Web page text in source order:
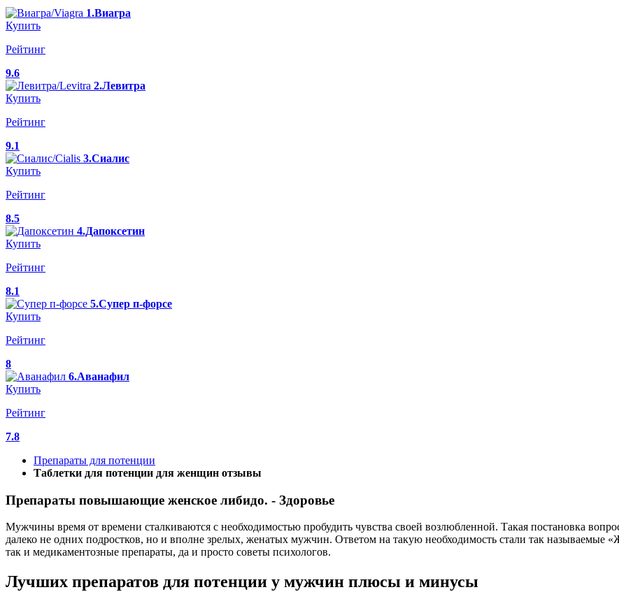
1.Виагра
Купить
Рейтинг
9.6
2.Левитра
Купить
Рейтинг
9.1
3.Сиалис
Купить
Рейтинг
8.5
4.Дапоксетин
Купить
Рейтинг
8.1
5.Супер п-форсе
Купить
Рейтинг
8
6.Аванафил
Купить
Рейтинг
7.8
Препараты для потенции
Таблетки для потенции для женщин отзывы
Препараты повышающие женское либидо. - Здоровье
Мужчины время от времени сталкиваются с необходимостью пробудить чувства своей возлюбленной. Такая постановка
далеко не одних подростков, но и вполне зрелых, женатых мужчин. Ответом на такую необходимость стали так называемые
так и медикаментозные препараты, да и просто советы психологов.
Лучших препаратов для потенции у мужчин плюсы и минусы